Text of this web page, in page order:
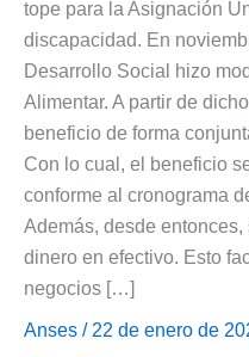
tope para la Asignación
discapacidad. En
Desarrollo Social hizo
Alimentar. A partir de
beneficio de forma
Con lo cual, el beneficio
conforme al cronograma
Además, desde
dinero en efectivo. Esto
negocios […]
Anses / 22 de enero de